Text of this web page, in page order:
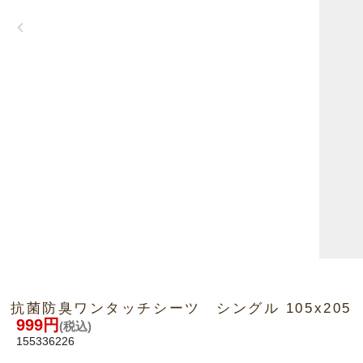
抗菌防臭ワンタッチシーツ シングル 105x205
999円(税込)
155336226